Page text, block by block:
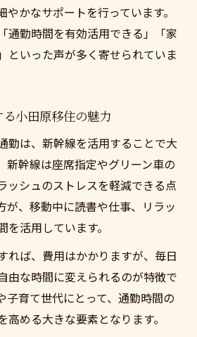
かなサポートを行っています。
通勤時間を有効活用できる」「家
といった声が多く寄せられていま
小田原移住の魅力
勤は、新幹線を活用することで大
新幹線は座席指定やグリーン車の
ッシュのストレスを軽減できる点
が、移動中に読書や仕事、リラッ
活用しています。
れば、費用はかかりますが、毎日
由な時間に変えられるのが特徴で
子育て世代にとって、通勤時間の
める大きな要素となります。